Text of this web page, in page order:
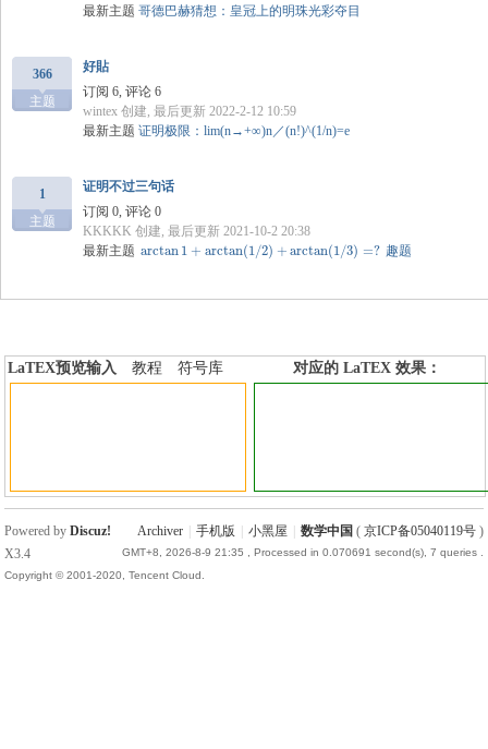
最新主题 哥德巴赫猜想：皇冠上的明珠光彩夺目
366
主题
好貼
订阅 6, 评论 6
wintex 创建, 最后更新 2022-2-12 10:59
最新主题 证明极限：lim(n→+∞)n／(n!)^(1/n)=e
1
主题
证明不过三句话
订阅 0, 评论 0
KKKKK 创建, 最后更新 2021-10-2 20:38
最新主题 arctan 1 + arctan(1/2) + arctan(1/3) =?
arctan1+arctan(1/2)+ arctan (1 /3)=? 趣题
LaTEX预览输入 教程
符号库
对应的 LaTEX 效果：
Archiver 手机版 小黑屋 数学中国 ( 京ICP备05040119号)
GMT+8, 2026-8-9 21:35 , Processed in 0.070691 second(s), 7 queries .
Powered byDiscuz!
X3.4
Copyright © 2001-2020, Tencent Cloud.